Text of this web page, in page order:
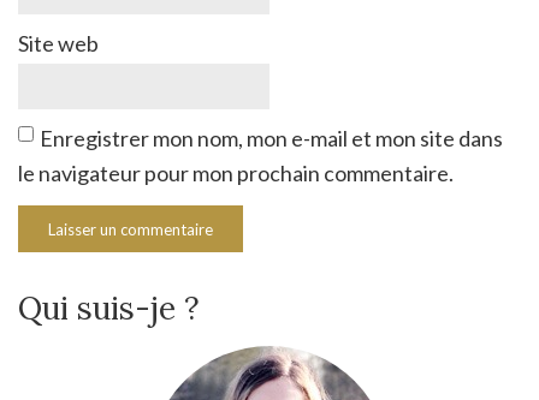
Site web
Enregistrer mon nom, mon e-mail et mon site dans
le navigateur pour mon prochain commentaire.
Qui suis-je ?